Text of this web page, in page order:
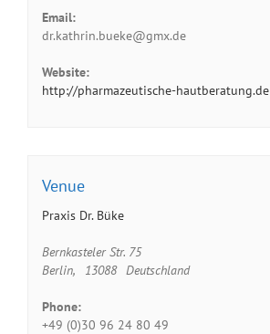
Email:
dr.kathrin.bueke@gmx.de
Website:
http://pharmazeutische-hautberatung.de
Venue
Praxis Dr. Büke
Bernkasteler Str. 75
Berlin, 13088 Deutschland
Phone:
+49 (0)30 96 24 80 49